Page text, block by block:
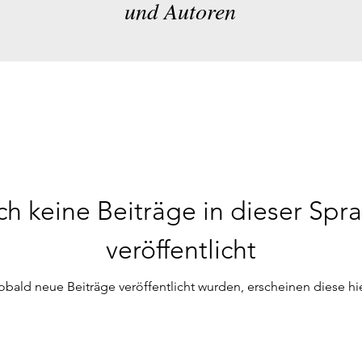
und Autoren
keine Beiträge in dieser
veröffentlicht
neue Beiträge veröffentlicht wurden, erscheinen diese